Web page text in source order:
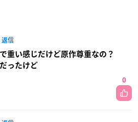
返信
重い感じだけど原作尊重なの？
ったけど
0